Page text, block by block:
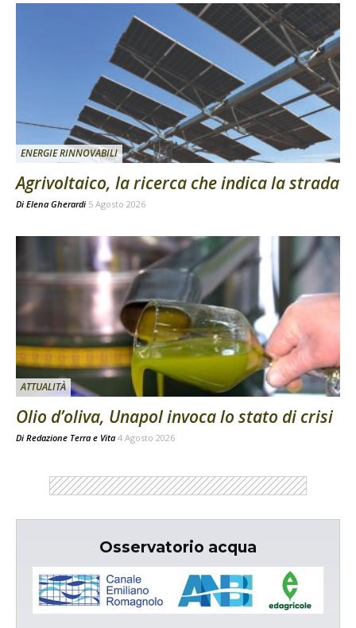
ENERGIE RINNOVABILI
Agrivoltaico, la ricerca che indica la strada
Di Elena Gherardi 5 Agosto 2026
ATTUALITÀ
Olio d’oliva, Unapol invoca lo stato di crisi
Di Redazione Terra e Vita 4 Agosto 2026
Osservatorio acqua